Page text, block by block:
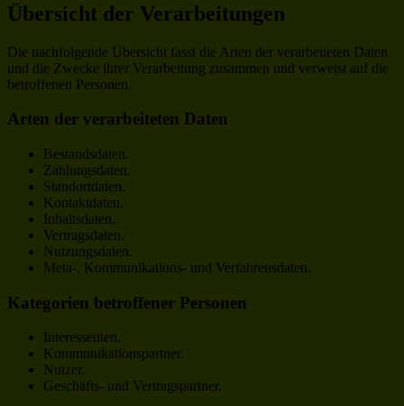
Übersicht der Verarbeitungen
Die nachfolgende Übersicht fasst die Arten der verarbeiteten Daten
und die Zwecke ihrer Verarbeitung zusammen und verweist auf die
betroffenen Personen.
Arten der verarbeiteten Daten
Bestandsdaten.
Zahlungsdaten.
Standortdaten.
Kontaktdaten.
Inhaltsdaten.
Vertragsdaten.
Nutzungsdaten.
Meta-, Kommunikations- und Verfahrensdaten.
Kategorien betroffener Personen
Interessenten.
Kommunikationspartner.
Nutzer.
Geschäfts- und Vertragspartner.